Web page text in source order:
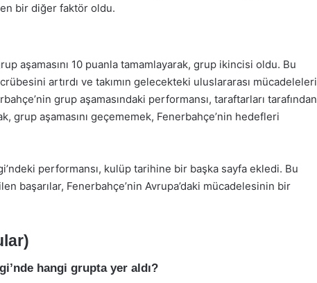
bir diğer faktör oldu.
aşamasını 10 puanla tamamlayarak, grup ikincisi oldu. Bu
artırdı ve takımın gelecekteki uluslararası mücadeleleri
grup aşamasındaki performansı, taraftarları tarafından
grup aşamasını geçememek, Fenerbahçe’nin hedefleri
performansı, kulüp tarihine bir başka sayfa ekledi. Bu
başarılar, Fenerbahçe’nin Avrupa’daki mücadelesinin bir
hangi grupta yer aldı?